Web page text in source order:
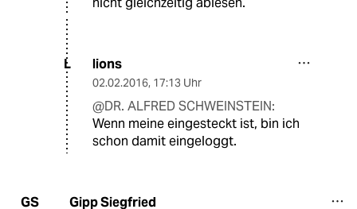
L lions
02.02.2016, 17:13 Uhr
@DR. ALFRED SCHWEINSTEIN:
Wenn meine eingesteckt ist, bin ich
schon damit eingeloggt.
GS Gipp Siegfried